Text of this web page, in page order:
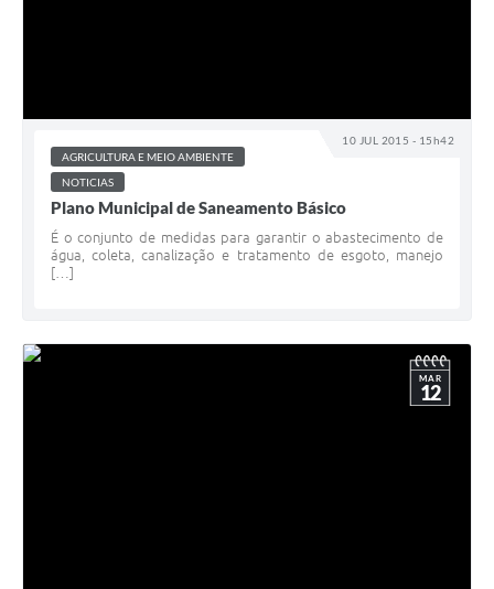
10 JUL 2015 - 15h42
AGRICULTURA E MEIO AMBIENTE
NOTICIAS
Plano Municipal de Saneamento Básico
É o conjunto de medidas para garantir o abastecimento de
água, coleta, canalização e tratamento de esgoto, manejo
[…]
MAR
12